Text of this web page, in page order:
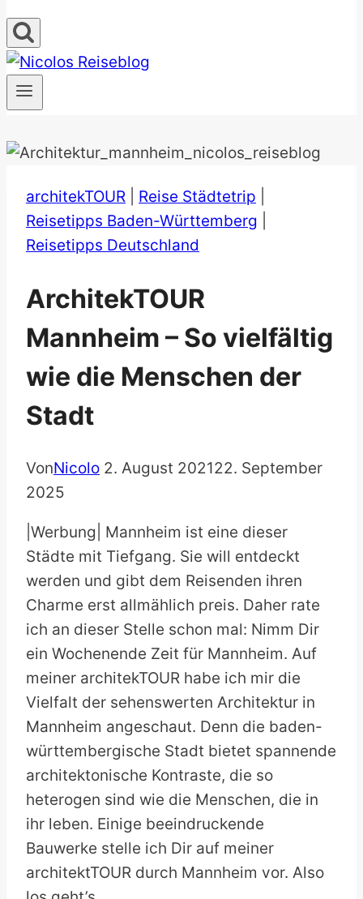
architekTOUR Reise Städtetrip
Reisetipps Baden-Württemberg
Reisetipps Deutschland
ArchitekTOUR
Mannheim – So vielfältig
wie die Menschen der
Stadt
VonNicolo 2. August 202122. September
2025
|Werbung| Mannheim ist eine dieser
Städte mit Tiefgang. Sie will entdeckt
werden und gibt dem Reisenden ihren
Charme erst allmählich preis. Daher rate
ich an dieser Stelle schon mal: Nimm Dir
ein Wochenende Zeit für Mannheim. Auf
meiner architekTOUR habe ich mir die
Vielfalt der sehenswerten Architektur in
Mannheim angeschaut. Denn die baden-
württembergische Stadt bietet spannende
architektonische Kontraste, die so
heterogen sind wie die Menschen, die in
ihr leben. Einige beeindruckende
Bauwerke stelle ich Dir auf meiner
architektTOUR durch Mannheim vor. Also